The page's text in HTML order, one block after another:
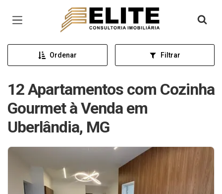
Página inicial
Ordenar Filtrar
12 Apartamentos com Cozinha
Gourmet à Venda em
Uberlândia, MG